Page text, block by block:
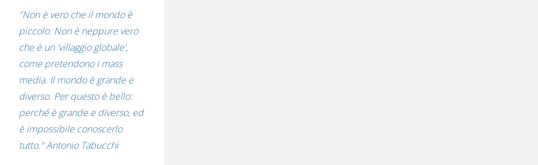
"Non è vero che il mondo è
piccolo. Non è neppure vero
che è un 'villaggio globale',
come pretendono i mass
media. Il mondo è grande e
diverso. Per questo è bello:
perché è grande e diverso, ed
è impossibile conoscerlo
tutto." Antonio Tabucchi